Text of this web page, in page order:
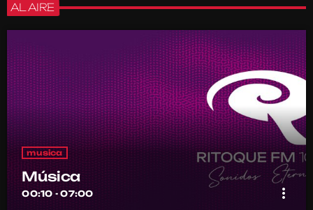
AL AIRE
musica
Música
00:10 - 07:00 more_vert